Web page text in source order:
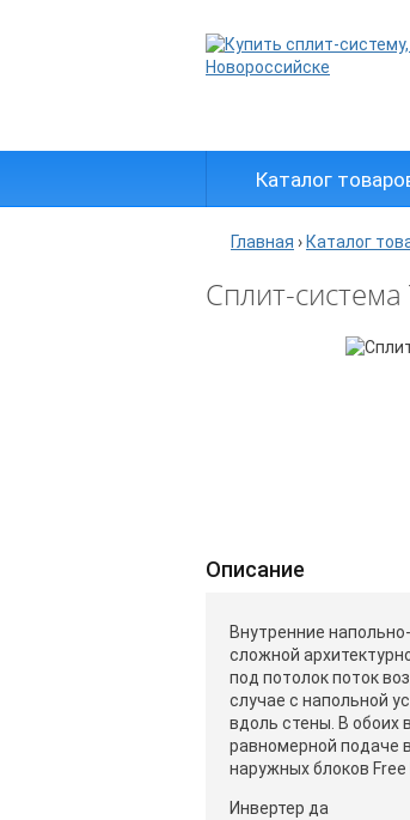
Каталог
Главная › Каталог
Сплит-
Описание
Внутренние
сложной
под потолок поток
случае с напольной
вдоль стены. В обоих
равномерной подаче
наружных блоков
Инвертер да